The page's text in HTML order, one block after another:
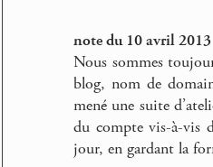
note du 10 avril 2013
Nous sommes
blog, nom de
mené une suite
du compte vis-à-vis
jour, en gardant la